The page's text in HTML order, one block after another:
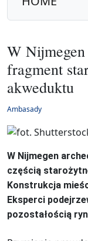
W
fragment
akweduktu
Ambasady
W Nijmegen
częścią
Konstrukcja
Eksperci
pozostałością